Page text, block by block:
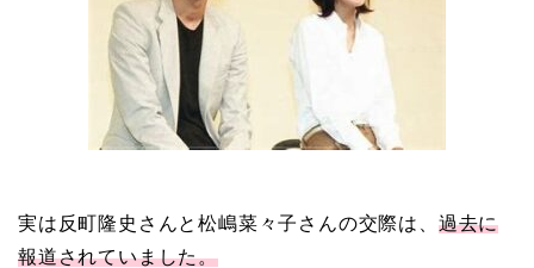
【画像】ブーニンの嫁は
資産家の娘！馴れ初めは
すぎる歴代彼氏４人と
実は反町隆史さんと松嶋菜々子さんの交際は、 過去に
報道されていました。